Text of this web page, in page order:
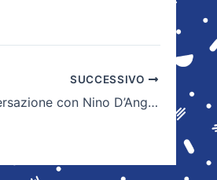
SUCCESSIVO
I Linguaggi della Creatività. Conversazione con Nino D’Angelo